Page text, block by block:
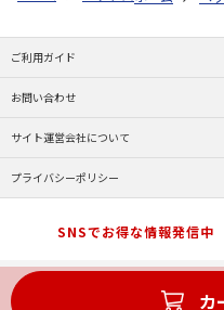
カ
ご利用ガイド
お問い合わせ
サイト運営会社について
プライバシーポリシー
SNSでお得な情報発信中